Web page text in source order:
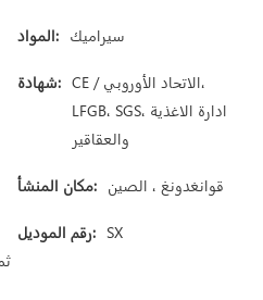
المواد: سيراميك
شهادة: CE / الاتحاد الأوروبي،
LFGB، SGS، ادارة الاغذية
والعقاقير
مكان المنشأ: قوانغدونغ ، الصين
رقم الموديل: SX